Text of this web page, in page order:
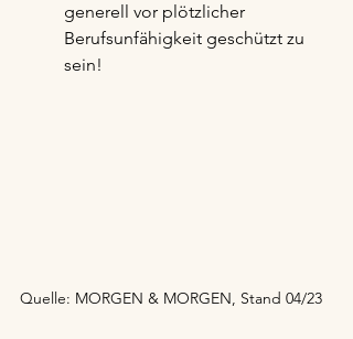
generell vor plötzlicher
Berufsunfähigkeit geschützt zu
sein!
Quelle: MORGEN & MORGEN, Stand 04/23